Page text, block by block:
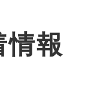
情報